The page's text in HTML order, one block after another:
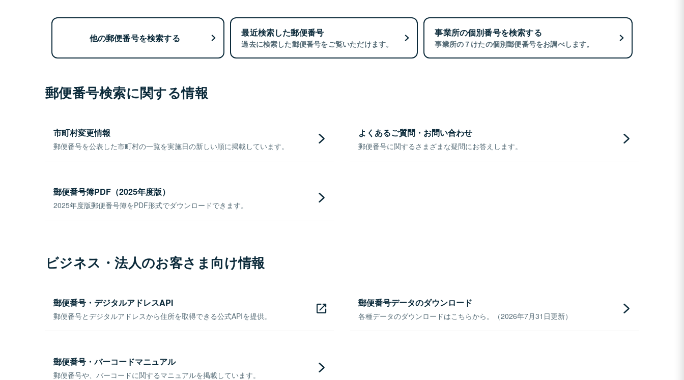
他の郵便番号を検索する 最近検索した郵便番号
過去に検索した郵便番号をご覧いただけます。
事業所の個別番号を検索する
事業所の７けたの個別郵便番号をお調べします。
郵便番号検索に関する情報
市町村変更情報
郵便番号を公表した市町村の一覧を実施日の新しい順に掲載しています。
よくあるご質問・お問い合わせ
郵便番号に関するさまざまな疑問にお答えします。
郵便番号簿PDF（2025年度版）
2025年度版郵便番号簿をPDF形式でダウンロードできます。
ビジネス・法人のお客さま向け情報
郵便番号・デジタルアドレスAPI
郵便番号とデジタルアドレスから住所を取得できる公式APIを提供。
郵便番号データのダウンロード
各種データのダウンロードはこちらから。（2026年7月31日更新）
郵便番号・バーコードマニュアル
郵便番号や、バーコードに関するマニュアルを掲載しています。